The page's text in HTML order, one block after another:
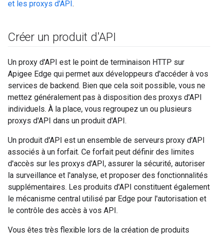
et les proxys d'API.
Créer un produit d'API
Un proxy d'API est le point de terminaison HTTP sur
Apigee Edge qui permet aux développeurs d'accéder à vos
services de backend. Bien que cela soit possible, vous ne
mettez généralement pas à disposition des proxys d'API
individuels. À la place, vous regroupez un ou plusieurs
proxys d'API dans un produit d'API.
Un produit d'API est un ensemble de serveurs proxy d'API
associés à un forfait. Ce forfait peut définir des limites
d'accès sur les proxys d'API, assurer la sécurité, autoriser
la surveillance et l'analyse, et proposer des fonctionnalités
supplémentaires. Les produits d'API constituent également
le mécanisme central utilisé par Edge pour l'autorisation et
le contrôle des accès à vos API.
Vous êtes très flexible lors de la création de produits